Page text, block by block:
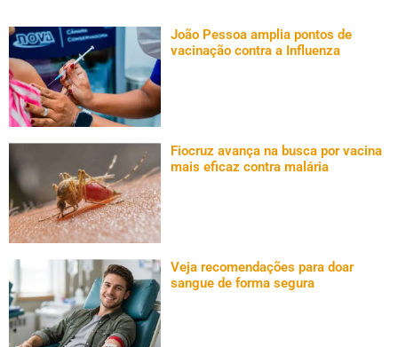
João Pessoa amplia pontos de
vacinação contra a Influenza
Fiocruz avança na busca por vacina
mais eficaz contra malária
Veja recomendações para doar
sangue de forma segura